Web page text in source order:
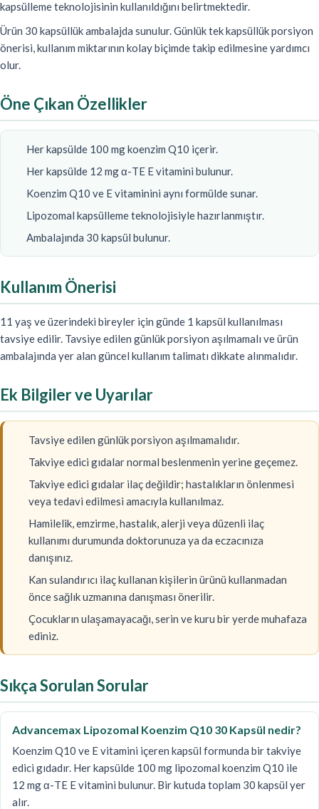
kapsülleme teknolojisinin kullanıldığını belirtmektedir.
Ürün 30 kapsüllük ambalajda sunulur. Günlük tek kapsüllük porsiyon
önerisi, kullanım miktarının kolay biçimde takip edilmesine yardımcı
olur.
Öne Çıkan Özellikler
Her kapsülde 100 mg koenzim Q10 içerir.
Her kapsülde 12 mg α-TE E vitamini bulunur.
Koenzim Q10 ve E vitaminini aynı formülde sunar.
Lipozomal kapsülleme teknolojisiyle hazırlanmıştır.
Ambalajında 30 kapsül bulunur.
Kullanım Önerisi
11 yaş ve üzerindeki bireyler için günde 1 kapsül kullanılması
tavsiye edilir. Tavsiye edilen günlük porsiyon aşılmamalı ve ürün
ambalajında yer alan güncel kullanım talimatı dikkate alınmalıdır.
Ek Bilgiler ve Uyarılar
Tavsiye edilen günlük porsiyon aşılmamalıdır.
Takviye edici gıdalar normal beslenmenin yerine geçemez.
Takviye edici gıdalar ilaç değildir; hastalıkların önlenmesi
veya tedavi edilmesi amacıyla kullanılmaz.
Hamilelik, emzirme, hastalık, alerji veya düzenli ilaç
kullanımı durumunda doktorunuza ya da eczacınıza
danışınız.
Kan sulandırıcı ilaç kullanan kişilerin ürünü kullanmadan
önce sağlık uzmanına danışması önerilir.
Çocukların ulaşamayacağı, serin ve kuru bir yerde muhafaza
ediniz.
Sıkça Sorulan Sorular
Advancemax Lipozomal Koenzim Q10 30 Kapsül nedir?
Koenzim Q10 ve E vitamini içeren kapsül formunda bir takviye
edici gıdadır. Her kapsülde 100 mg lipozomal koenzim Q10 ile
12 mg α-TE E vitamini bulunur. Bir kutuda toplam 30 kapsül yer
alır.